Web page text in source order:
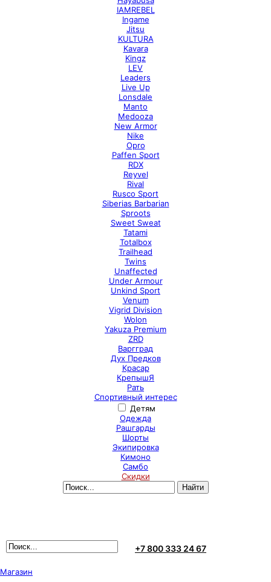
IAMREBEL
Ingame
Jitsu
KULTURA
Kavara
Kingz
LEV
Leaders
Live Up
Lonsdale
Manto
Medooza
New Armor
Nike
Opro
Paffen Sport
RDX
Reyvel
Rival
Rusco Sport
Siberias Barbarian
Sproots
Sweet Sweat
Tatami
Totalbox
Trailhead
Twins
Unaffected
Under Armour
Unkind Sport
Venum
Vigrid Division
Wolon
Yakuza Premium
ZRD
Варгград
Дух Предков
Красар
КрепышЯ
Рать
Спортивный интерес
Детям
Одежда
Рашгарды
Шорты
Экипировка
Кимоно
Самбо
Скидки
+7 800 333 24 67
Магазин